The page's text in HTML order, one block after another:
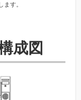
す。
成図